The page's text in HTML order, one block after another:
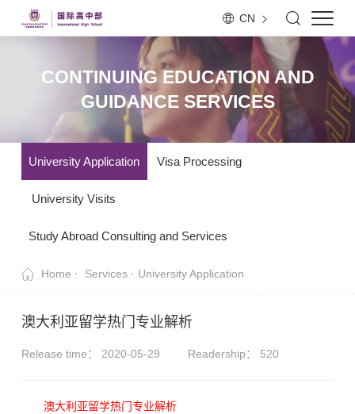
CN
CONTINUING EDUCATION AND
GUIDANCE SERVICES
University Application Visa Processing
University Visits
Study Abroad Consulting and Services
Home Services University Application
澳大利亚留学热门专业解析
Release time： 2020-05-29 Readership： 520
澳大利亚留学热门专业解析